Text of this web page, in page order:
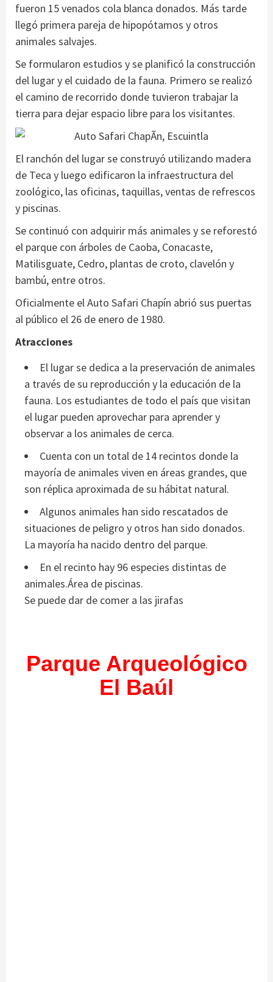
fueron 15 venados cola blanca donados. Más tarde
llegó primera pareja de hipopótamos y otros
animales salvajes.
Se formularon estudios y se planificó la construcción
del lugar y el cuidado de la fauna. Primero se realizó
el camino de recorrido donde tuvieron trabajar la
tierra para dejar espacio libre para los visitantes.
El ranchón del lugar se construyó utilizando madera
de Teca y luego edificaron la infraestructura del
zoológico, las oficinas, taquillas, ventas de refrescos
y piscinas.
Se continuó con adquirir más animales y se reforestó
el parque con árboles de Caoba, Conacaste,
Matilisguate, Cedro, plantas de croto, clavelón y
bambú, entre otros.
Oficialmente el Auto Safari Chapín abrió sus puertas
al público el 26 de enero de 1980.
Atracciones
El lugar se dedica a la preservación de animales
a través de su reproducción y la educación de la
fauna. Los estudiantes de todo el país que visitan
el lugar pueden aprovechar para aprender y
observar a los animales de cerca.
Cuenta con un total de 14 recintos donde la
mayoría de animales viven en áreas grandes, que
son réplica aproximada de su hábitat natural.
Algunos animales han sido rescatados de
situaciones de peligro y otros han sido donados.
La mayoría ha nacido dentro del parque.
En el recinto hay 96 especies distintas de
animales.Área de piscinas.
Se puede dar de comer a las jirafas
Parque Arqueológico
El Baúl